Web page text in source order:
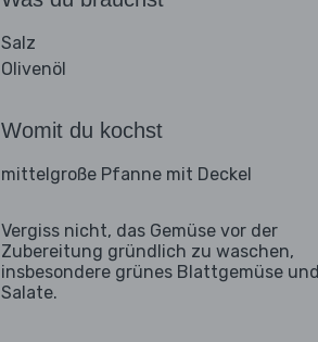
Salz
Olivenöl
Womit du kochst
mittelgroße Pfanne mit Deckel
Vergiss nicht, das Gemüse vor der
Zubereitung gründlich zu waschen,
insbesondere grünes Blattgemüse und
Salate.